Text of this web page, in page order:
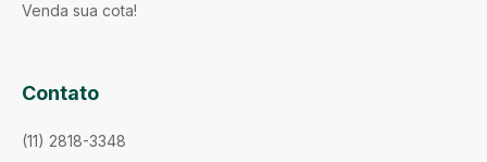
Venda sua cota!
Contato
(11) 2818-3348